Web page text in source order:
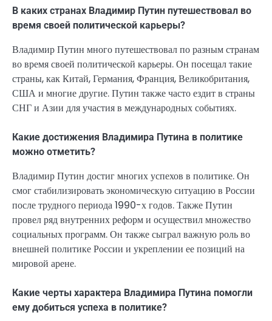
В каких странах Владимир Путин путешествовал во
время своей политической карьеры?
Владимир Путин много путешествовал по разным странам
во время своей политической карьеры. Он посещал такие
страны, как Китай, Германия, Франция, Великобритания,
США и многие другие. Путин также часто ездит в страны
СНГ и Азии для участия в международных событиях.
Какие достижения Владимира Путина в политике
можно отметить?
Владимир Путин достиг многих успехов в политике. Он
смог стабилизировать экономическую ситуацию в России
после трудного периода 1990-х годов. Также Путин
провел ряд внутренних реформ и осуществил множество
социальных программ. Он также сыграл важную роль во
внешней политике России и укреплении ее позиций на
мировой арене.
Какие черты характера Владимира Путина помогли
ему добиться успеха в политике?